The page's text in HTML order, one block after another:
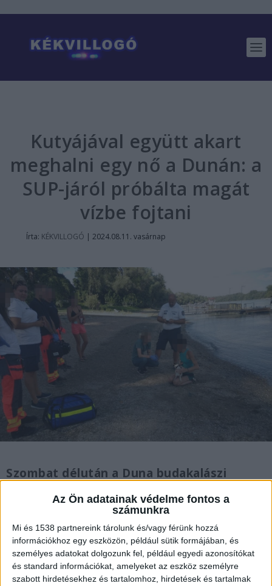
Az Ön adatainak védelme fontos a
számunkra
Mi és 1538 partnereink tárolunk és/vagy férünk hozzá
információkhoz egy eszközön, például sütik formájában, és
személyes adatokat dolgozunk fel, például egyedi azonosítókat
és standard információkat, amelyeket az eszköz személyre
szabott hirdetésekhez és tartalomhoz, hirdetések és tartalmak
Kutyájával együtt akart
meghalni egy nő a Dunán: a
SUP-járól próbálta magát
vízbe fojtani
Írta: KÉKVILLOGÓ | 2024.08.11. vasárnap
Szombat délután a Duna budakalászi
próbálta magát és kutyáját a vízbe fojtani.
A közeli hajótároló munkatársai, valamint a
közterület-felügyelet és a BRFK Dunai
Vízirendészet közös hajós járőrei időben
közbeléptek, így sikerült megakadályozni a
tragédiát.